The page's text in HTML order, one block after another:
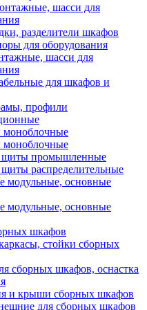
шасси для
разделители шкафов
для оборудования
шасси для
для шкафов и
профили
промышленные
распределительные
модульные, основные
модульные, основные
шкафов
стойки сборных
сборных шкафов, оснастка
и крыши сборных шкафов
для сборных шкафов